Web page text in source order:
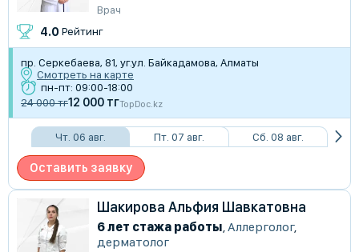
Врач
4.0 Рейтинг
пр. Серкебаева, 81, уг.ул. Байкадамова, Алматы
Смотреть на карте
пн-пт: 09:00-18:00
24 000 тг12 000 тгTopDoc.kz
Чт. 06 авг. Пт. 07 авг. Сб. 08 авг.
Оставить заявку
Шакирова Альфия Шавкатовна
6 лет стажа работы,Аллерголог,
дерматолог